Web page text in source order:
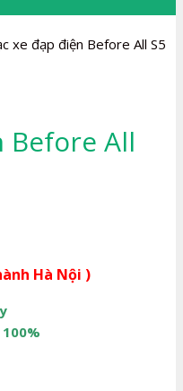
xe đạp điện Before All S5
Before All
Hà Nội )